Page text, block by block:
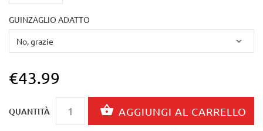
GUINZAGLIO ADATTO
€43.99
QUANTITÀ